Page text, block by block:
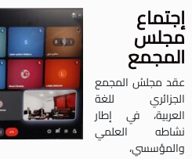
مجلسُ المجمع
للغة
في إطار
العلمي